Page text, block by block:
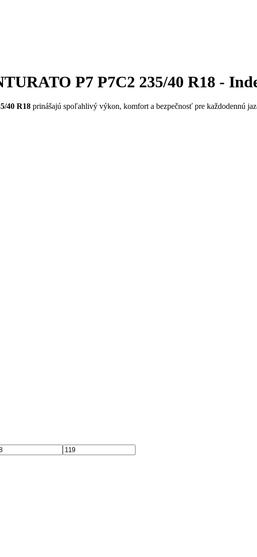
P7 P7C2 235/40 R18 -
40 R18 prinášajú spoľahlivý výkon, komfort a bezpečnosť pre každodennú